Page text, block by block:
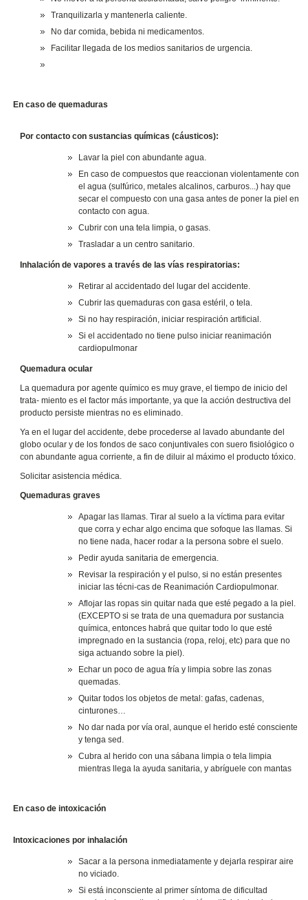
Tranquilizarla y mantenerla caliente.
No dar comida, bebida ni medicamentos.
Facilitar llegada de los medios sanitarios de urgencia.
En caso de quemaduras
Por contacto con sustancias químicas (cáusticos):
Lavar la piel con abundante agua.
En caso de compuestos que reaccionan violentamente con
el agua (sulfúrico, metales alcalinos, carburos...) hay que
secar el compuesto con una gasa antes de poner la piel en
contacto con agua.
Cubrir con una tela limpia, o gasas.
Trasladar a un centro sanitario.
Inhalación de vapores a través de las vías respiratorias:
Retirar al accidentado del lugar del accidente.
Cubrir las quemaduras con gasa estéril, o tela.
Si no hay respiración, iniciar respiración artificial.
Si el accidentado no tiene pulso iniciar reanimación
cardiopulmonar
Quemadura ocular
La quemadura por agente químico es muy grave, el tiempo de inicio del
trata- miento es el factor más importante, ya que la acción destructiva del
producto persiste mientras no es eliminado.
Ya en el lugar del accidente, debe procederse al lavado abundante del
globo ocular y de los fondos de saco conjuntivales con suero fisiológico o
con abundante agua corriente, a fin de diluir al máximo el producto tóxico.
Solicitar asistencia médica.
Quemaduras graves
Apagar las llamas. Tirar al suelo a la víctima para evitar
que corra y echar algo encima que sofoque las llamas. Si
no tiene nada, hacer rodar a la persona sobre el suelo.
Pedir ayuda sanitaria de emergencia.
Revisar la respiración y el pulso, si no están presentes
iniciar las técni-cas de Reanimación Cardiopulmonar.
Aflojar las ropas sin quitar nada que esté pegado a la piel.
(EXCEPTO si se trata de una quemadura por sustancia
química, entonces habrá que quitar todo lo que esté
impregnado en la sustancia (ropa, reloj, etc) para que no
siga actuando sobre la piel).
Echar un poco de agua fría y limpia sobre las zonas
quemadas.
Quitar todos los objetos de metal: gafas, cadenas,
cinturones…
No dar nada por vía oral, aunque el herido esté consciente
y tenga sed.
Cubra al herido con una sábana limpia o tela limpia
mientras llega la ayuda sanitaria, y abríguele con mantas
En caso de intoxicación
Intoxicaciones por inhalación
Sacar a la persona inmediatamente y dejarla respirar aire
no viciado.
Si está inconsciente al primer síntoma de dificultad